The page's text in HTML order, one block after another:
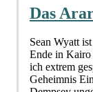
Das
Sean Wyatt
Ende in Kairo
ich extrem
Geheimnis